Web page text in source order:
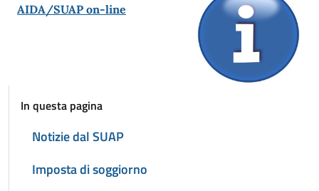
AIDA/SUAP on-line
In questa pagina
Notizie dal SUAP
Imposta di soggiorno